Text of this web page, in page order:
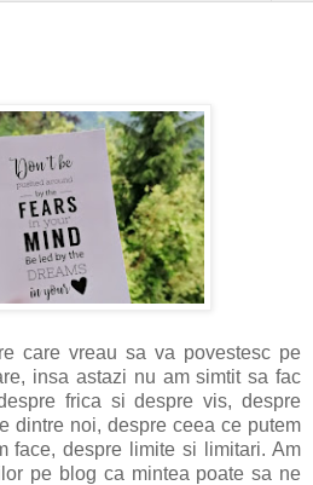
care vreau sa va povestesc pe
insa astazi nu am simtit sa fac
frica si despre vis, despre
dintre noi, despre ceea ce putem
face, despre limite si limitari. Am
pe blog ca mintea poate sa ne